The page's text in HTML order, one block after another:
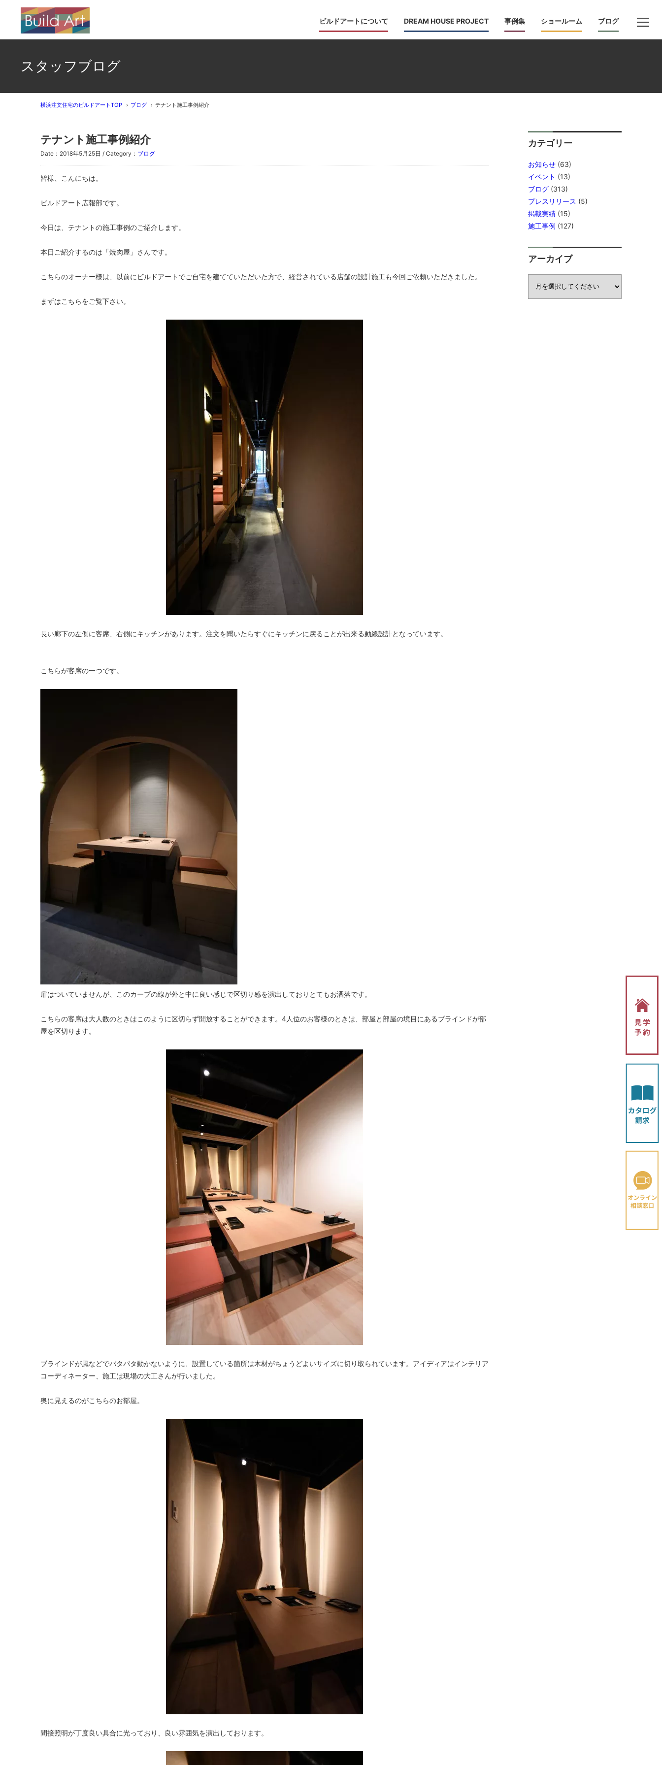
ビルドアートについて DREAM HOUSE PROJECT 事例集 ショールーム ブログ
スタッフブログ
横浜注文住宅のビルドアートTOP ブログ テナント施工事例紹介
テナント施工事例紹介
Date：2018年5月25日 / Category： ブログ
皆様、こんにちは。
ビルドアート広報部です。
今日は、テナントの施工事例のご紹介します。
本日ご紹介するのは「焼肉屋」さんです。
こちらのオーナー様は、以前にビルドアートでご自宅を建てていただいた方で、経営されている店舗の設計施工も今回ご依頼いただきました。
まずはこちらをご覧下さい。
長い廊下の左側に客席、右側にキッチンがあります。注文を聞いたらすぐにキッチンに戻ることが出来る動線設計となっています。
こちらが客席の一つです。
扉はついていませんが、このカーブの線が外と中に良い感じで区切り感を演出しておりとてもお洒落です。
こちらの客席は大人数のときはこのように区切らず開放することができます。4人位のお客様のときは、部屋と部屋の境目にあるブラインドが部
屋を区切ります。
ブラインドが風などでパタパタ動かないように、設置している箇所は木材がちょうどよいサイズに切り取られています。アイディアはインテリア
コーディネーター、施工は現場の大工さんが行いました。
奥に見えるのがこちらのお部屋。
間接照明が丁度良い具合に光っており、良い雰囲気を演出しております。
カテゴリー
お知らせ (63)
イベント (13)
ブログ (313)
プレスリリース (5)
掲載実績 (15)
施工事例 (127)
アーカイブ